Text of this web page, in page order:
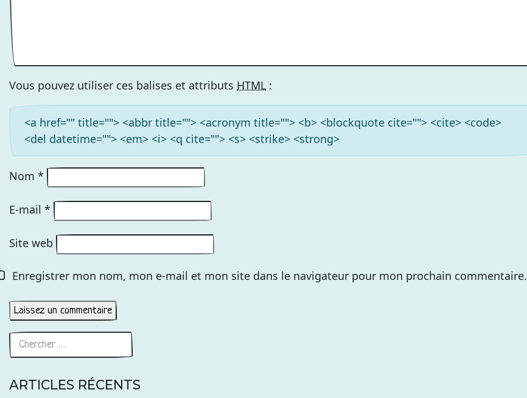
Vous pouvez utiliser ces balises et attributs HTML :
<a href="" title=""> <abbr title=""> <acronym title=""> <b> <blockquote cite=""> <cite> <code>
<del datetime=""> <em> <i> <q cite=""> <s> <strike> <strong>
Nom *
E-mail *
Site web
Enregistrer mon nom, mon e-mail et mon site dans le navigateur pour mon prochain commentaire.
ARTICLES RÉCENTS